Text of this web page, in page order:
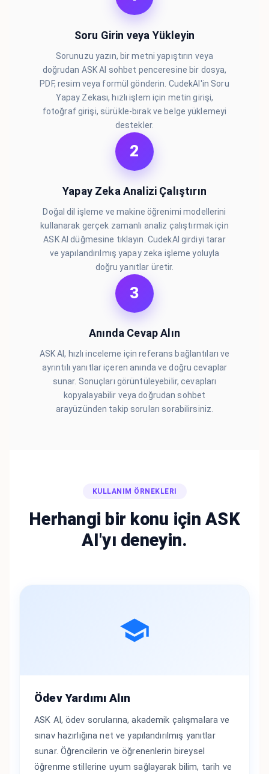
Soru Girin veya Yükleyin
Sorunuzu yazın, bir metni yapıştırın veya
doğrudan ASK AI sohbet penceresine bir dosya,
PDF, resim veya formül gönderin. CudekAI'in Soru
Yapay Zekası, hızlı işlem için metin girişi,
fotoğraf girişi, sürükle-bırak ve belge yüklemeyi
destekler.
2
Yapay Zeka Analizi Çalıştırın
Doğal dil işleme ve makine öğrenimi modellerini
kullanarak gerçek zamanlı analiz çalıştırmak için
ASK AI düğmesine tıklayın. CudekAI girdiyi tarar
ve yapılandırılmış yapay zeka işleme yoluyla
doğru yanıtlar üretir.
3
Anında Cevap Alın
ASK AI, hızlı inceleme için referans bağlantıları ve
ayrıntılı yanıtlar içeren anında ve doğru cevaplar
sunar. Sonuçları görüntüleyebilir, cevapları
kopyalayabilir veya doğrudan sohbet
arayüzünden takip soruları sorabilirsiniz.
KULLANIM ÖRNEKLERI
Herhangi bir konu için ASK
AI'yı deneyin.
Ödev Yardımı Alın
ASK AI, ödev sorularına, akademik çalışmalara ve
sınav hazırlığına net ve yapılandırılmış yanıtlar
sunar. Öğrencilerin ve öğrenenlerin bireysel
öğrenme stillerine uyum sağlayarak bilim, tarih ve